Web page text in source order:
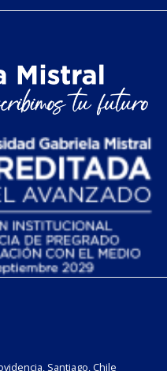
Santiago, Chile